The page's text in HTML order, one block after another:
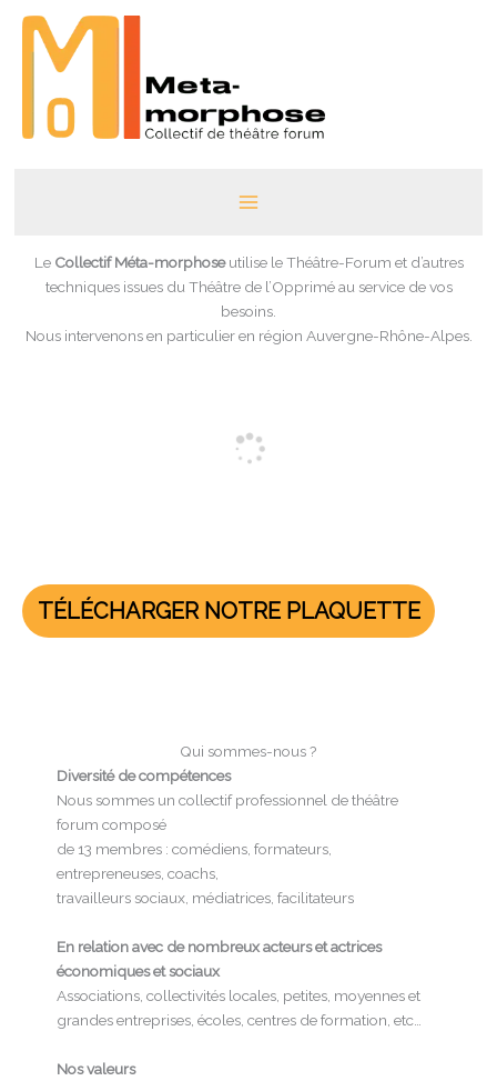
contenu
Le Collectif Méta-morphoseutilise le Théâtre-Forum et d’autres
techniques issues du Théâtre de l’Opprimé au service de vos
besoins.
Nous intervenons en particulier en région Auvergne-Rhône-Alpes.
TÉLÉCHARGER NOTRE PLAQUETTE
Qui sommes-nous ?
Diversité de compétences
Nous sommes un collectif professionnel de théâtre
forum composé
de 13 membres : comédiens, formateurs,
entrepreneuses, coachs,
travailleurs sociaux, médiatrices, facilitateurs
En relation avec de nombreux acteurs et actrices
économiques et sociaux
Associations, collectivités locales, petites, moyennes et
grandes entreprises, écoles, centres de formation, etc…
Nos valeurs